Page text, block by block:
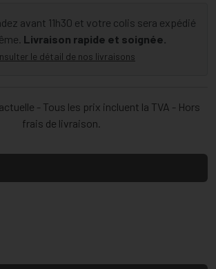
avant 11h30 et votre colis sera expédié
Livraison rapide et soignée.
le détail de nos livraisons
- Tous les prix incluent la TVA - Hors
frais de livraison.